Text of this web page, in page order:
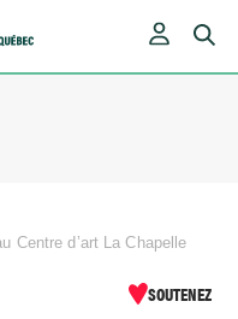
Centre d’art La Chapelle
SOUTENEZ